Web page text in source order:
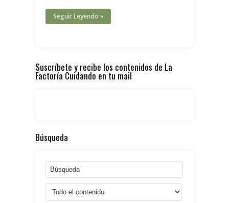
Seguir Leyendo »
Suscríbete y recibe los contenidos de La
Factoría Cuidando en tu mail
Búsqueda